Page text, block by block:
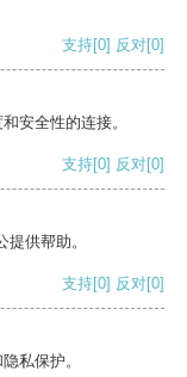
支持[0] 反对[0]
安全性的连接。
支持[0] 反对[0]
供帮助。
支持[0] 反对[0]
私保护。